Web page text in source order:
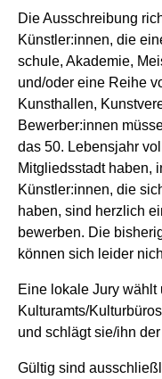
Die Ausschreibung
Künstler:innen, die
schule, Akademie,
und/oder eine Reihe
Kunsthallen,
Bewerber:innen
das 50. Lebensjahr
Mitgliedsstadt haben,
Künstler:innen, die
haben, sind herzlich
bewerben. Die
können sich leider
Eine lokale Jury wählt
Kulturamts/
und schlägt sie/ihn
Gültig sind